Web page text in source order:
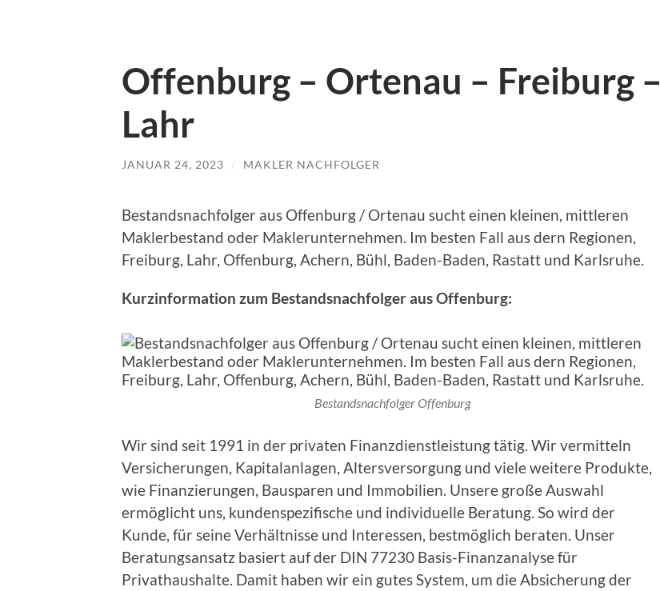
Offenburg – Ortenau – Freiburg –
Lahr
JANUAR 24, 2023 / MAKLER NACHFOLGER
Bestandsnachfolger aus Offenburg / Ortenau sucht einen kleinen, mittleren
Maklerbestand oder Maklerunternehmen. Im besten Fall aus dern Regionen,
Freiburg, Lahr, Offenburg, Achern, Bühl, Baden-Baden, Rastatt und Karlsruhe.
Kurzinformation zum Bestandsnachfolger aus Offenburg:
Bestandsnachfolger Offenburg
Wir sind seit 1991 in der privaten Finanzdienstleistung tätig. Wir vermitteln
Versicherungen, Kapitalanlagen, Altersversorgung und viele weitere Produkte,
wie Finanzierungen, Bausparen und Immobilien. Unsere große Auswahl
ermöglicht uns, kundenspezifische und individuelle Beratung. So wird der
Kunde, für seine Verhältnisse und Interessen, bestmöglich beraten. Unser
Beratungsansatz basiert auf der DIN 77230 Basis-Finanzanalyse für
Privathaushalte. Damit haben wir ein gutes System, um die Absicherung der